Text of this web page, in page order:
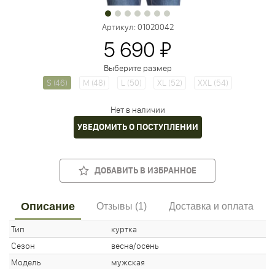
Артикул:01020042
5 690 ₽
Выберите размер
S (46)
M (48) L (50) XL (52) XXL (54)
Нет в наличии
УВЕДОМИТЬ О ПОСТУПЛЕНИИ
ДОБАВИТЬ В ИЗБРАННОЕ
Описание Отзывы (1) Доставка и оплата
Тип
куртка
Сезон
весна/осень
Модель
мужская